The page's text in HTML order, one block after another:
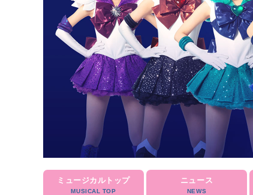
ミュージカルトップ ニュース